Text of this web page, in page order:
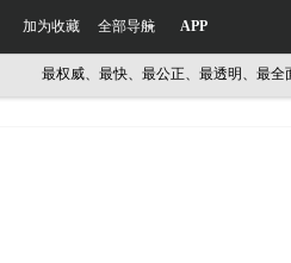
加为收藏 全部导航 APP
最权威、最快、最公正、最透明、最全面